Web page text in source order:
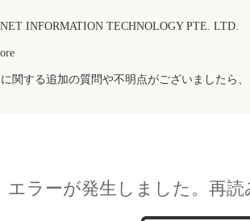
INFORMATION TECHNOLOGY PTE. LTD.
関する追加の質問や不明点がございました
エラーが発生しました。再